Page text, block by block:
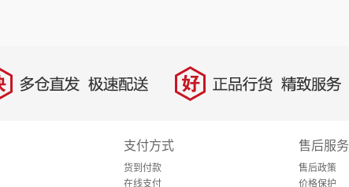
多仓直发，极速配送 好 正品行货，精致服务
支付方式
货到付款
在线支付
售后服务
售后政策
价格保护